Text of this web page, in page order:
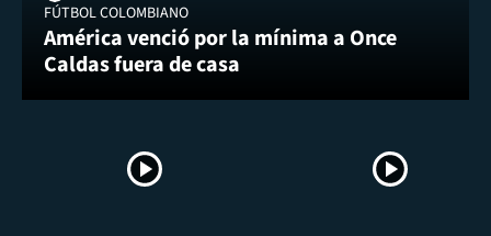
FÚTBOL COLOMBIANO
América venció por la mínima a Once
Caldas fuera de casa